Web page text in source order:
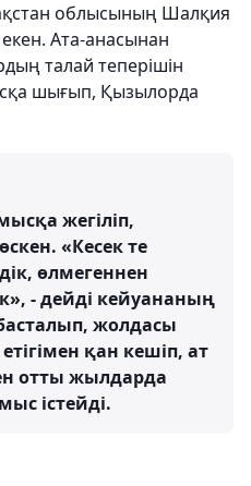
облысының Шалқия
Ата-анасынан
талай теперішін
шығып, Қызылорда
жегіліп,
«Кесек те
өлмегеннен
- дейді кейуананың
жолдасы
қан кешіп, ат
отты жылдарда
істейді.